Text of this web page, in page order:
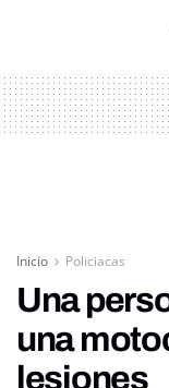
Inicio Policiacas
Una
una
lesiones